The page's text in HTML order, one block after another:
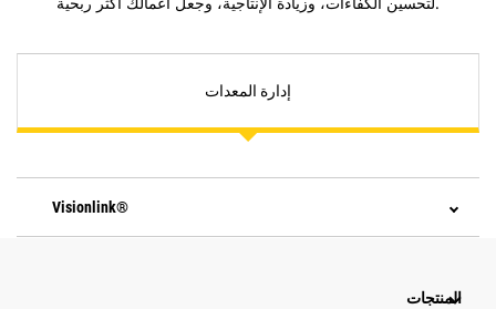
إدارة المعدات
Visionlink®
المنتجات